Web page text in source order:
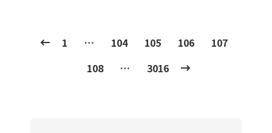
1 … 104 105 106
107
108
… 3016